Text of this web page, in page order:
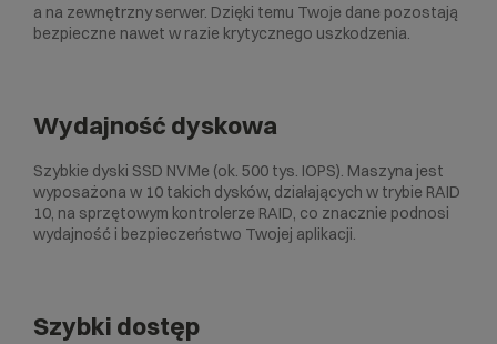
a na zewnętrzny serwer. Dzięki temu Twoje dane pozostają
bezpieczne nawet w razie krytycznego uszkodzenia.
Wydajność dyskowa
Szybkie dyski SSD NVMe (ok. 500 tys. IOPS). Maszyna jest
wyposażona w 10 takich dysków, działających w trybie RAID
10, na sprzętowym kontrolerze RAID, co znacznie podnosi
wydajność i bezpieczeństwo Twojej aplikacji.
Szybki dostęp